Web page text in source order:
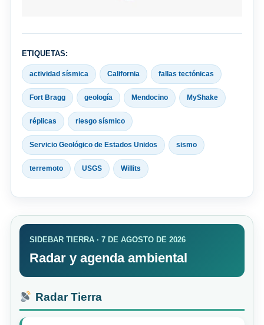
ETIQUETAS:
actividad sísmica California fallas tectónicas
Fort Bragg geología Mendocino MyShake
réplicas riesgo sísmico
Servicio Geológico de Estados Unidos sismo
terremoto USGS Willits
SIDEBAR TIERRA · 7 DE AGOSTO DE 2026
Radar y agenda ambiental
Radar Tierra